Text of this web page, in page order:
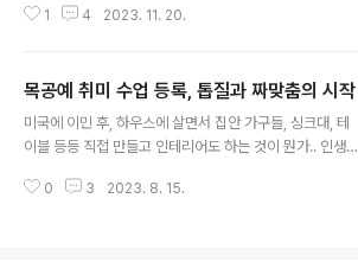
좋..
로 혼자 몸만 오는 것이 아니기에, 엄청나게 많은 짐들과 가
에서 집을 계약하고 가자는 결론을 내렸다. 1. 학교 Housi
ng 신청하기 이 방법이 가장 좋은 방법이나, 타이밍이 매우
좋아야한다. Oak creek에 당첨되었으나, 예상보다 빨리
ㅠ 820sqft 크기인데, 가격이 고작 $2,725 !! 한국돈으
1 4 2023. 11. 20.
목공예 취미 수업 등록, 톱질과 짜맞춤의 시작
미국에 이민 후, 하우스에 살면서 집안 가구들, 싱크대, 테
이블 등등 직접 만들고 인테리어도 하는 것이 뭔가.. 인생의
이번에 목공예를 한 번 배워보려고 등록했다. 학원은 서대
0 3 2023. 8. 15.